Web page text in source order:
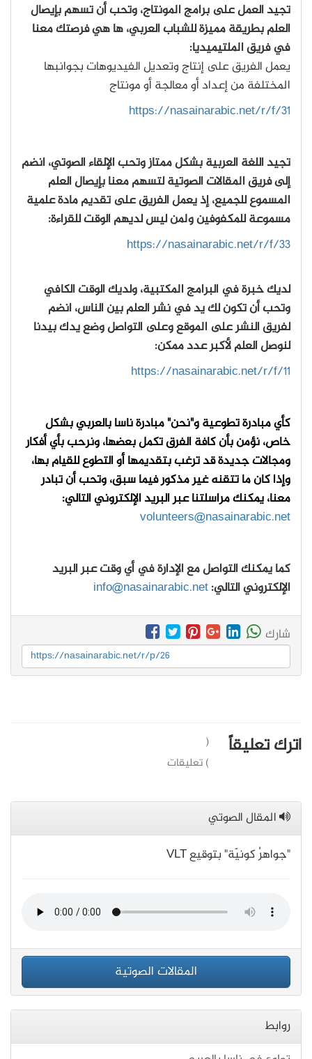
تجيد العمل على برامج المونتاج، وتحب أن تسهم بإيصال
العلم بطريقة مميزة للشباب العربي، ها هي فرصتك معنا
في فريق الملتيميديا:
يعمل الفريق على إنتاج وتعديل الفيديوهات بجوانبها
المختلفة من إعداد أو معالجة أو مونتاج
https://nasainarabic.net/r/f/31
تجيد اللغة العربية بشكل ممتاز وتحب الإلقاء الصوتي، انضم
إلى فريق المقالات الصوتية لتسهم معنا بإيصال العلم
المسموع للجميع، إذ يعمل الفريق على تقديم مادة علمية
مسموعة للمكفوفين ولمن ليس لديهم الوقت للقراءة:
https://nasainarabic.net/r/f/33
لديك خبرة في البرامج المكتبية، ولديك الوقت الكافي
وتحب أن تكون لك يد في نشر العلم بين الناس، انضم
لفريق النشر على الموقع وعلى التواصل وضع يدك بيدنا
لنوصل العلم لأكبر عدد ممكن:
https://nasainarabic.net/r/f/11
كأي مبادرة تطوعية و"نحن" مبادرة ناسا بالعربي بشكل
خاص، نؤمن بأن كافة الفرق تكمل بعضها، ونرحب بأي أفكار
ومجالات جديدة قد ترغب بتقديمها أو التطوع للقيام بها،
وإذا كان ما تتقنه غير مذكور فيما سبق، وتحب أن تبادر
معنا، يمكنك مراسلتنا عبر البريد الإلكتروني التالي:
volunteers@nasainarabic.net
كما يمكنك التواصل مع الإدارة في أي وقت عبر البريد
الإلكتروني التالي:info@nasainarabic.net
شارك
https://nasainarabic.net/r/p/26
اترك تعليقاً
(
) تعليقات
المقال الصوتي
"جواهرُ كونيّة" بتوقيع VLT
المقالات الصوتية
روابط